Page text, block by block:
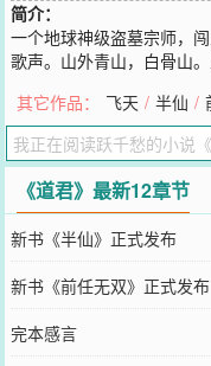
简介：
一个地球神级盗墓宗师，
歌声。山外青山，白骨山
楼。为义气争雄！为乱世
您要是觉得《道君》还不
朋友推荐哦！
其它作品： 飞天 / 半仙 /
《道君》最新12章节
新书《半仙》正式发布
新书《前任无双》正式发布
完本感言